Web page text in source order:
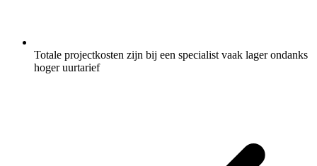
Totale projectkosten zijn bij een specialist vaak lager ondanks
hoger uurtarief